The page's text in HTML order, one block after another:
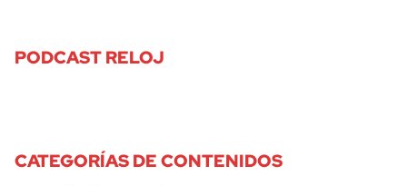
PODCAST RELOJ
CATEGORÍAS DE CONTENIDOS